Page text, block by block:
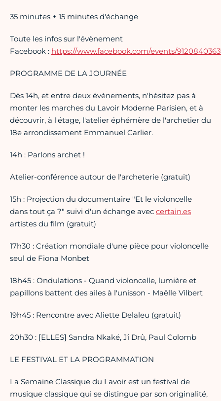
35 minutes + 15 minutes d'échange
Toute les infos sur l'évènement
Facebook : https://www.facebook.com/events/
PROGRAMME DE LA JOURNÉE
Dès 14h, et entre deux évènements, n'hésitez pas à
monter les marches du Lavoir Moderne Parisien, et à
découvrir, à l'étage, l'atelier éphémère de l'archetier du
18e arrondissement Emmanuel Carlier.
14h : Parlons archet !
Atelier-conférence autour de l'archeterie (gratuit)
15h : Projection du documentaire "Et le violoncelle
dans tout ça ?" suivi d'un échange avec certain.es
artistes du film (gratuit)
17h30 : Création mondiale d'une pièce pour violoncelle
seul de Fiona Monbet
18h45 : Ondulations - Quand violoncelle, lumière et
papillons battent des ailes à l'unisson - Maëlle Vilbert
19h45 : Rencontre avec Aliette Delaleu (gratuit)
20h30 : [ELLES] Sandra Nkaké, Jî Drû, Paul Colomb
LE FESTIVAL ET LA PROGRAMMATION
La Semaine Classique du Lavoir est un festival de
musique classique qui se distingue par son originalité,